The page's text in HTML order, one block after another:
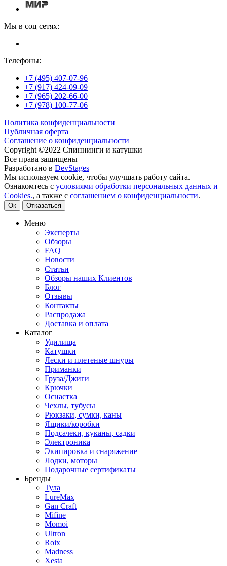
Мы в соц сетях:
Телефоны:
+7 (495) 407-07-96
+7 (917) 424-09-09
+7 (965) 202-66-00
+7 (978) 100-77-06
Политика конфиденциальности
Публичная оферта
Соглашение о конфиденциальности
Copyright ©2022 Спиннинги и катушки
Все права защищены
Разработано в DevStages
Мы используем cookie, чтобы улучшать работу сайта.
Ознакомтесь с условиями обработки персональных данных и
Cookies., а также с соглашением о конфиденциальности.
Ок Отказаться
Меню
Эксперты
Обзоры
FAQ
Новости
Статьи
Обзоры наших Клиентов
Блог
Отзывы
Контакты
Распродажа
Доставка и оплата
Каталог
Удилища
Катушки
Лески и плетеные шнуры
Приманки
Груза/Джиги
Крючки
Оснастка
Чехлы, тубусы
Рюкзаки, сумки, каны
Ящики/коробки
Подсачеки, куканы, садки
Электроника
Экипировка и снаряжение
Лодки, моторы
Подарочные сертификаты
Бренды
Тула
LureMax
Gan Craft
Mifine
Momoi
Ultron
Roix
Madness
Xesta